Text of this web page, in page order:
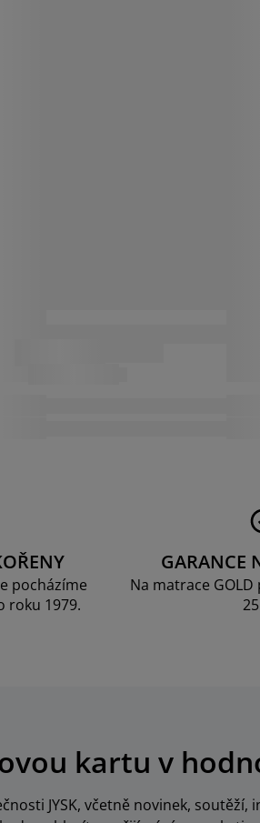
pocházíme
roku 1979.
GARANCE
Na matrace
kartu v
JYSK, včetně novinek, soutěží,